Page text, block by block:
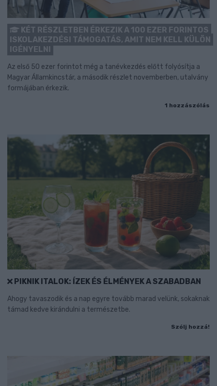
KÉT RÉSZLETBEN ÉRKEZIK A 100 EZER FORINTOS
ISKOLAKEZDÉSI TÁMOGATÁS, AMIT NEM KELL KÜLÖN
IGÉNYELNI
Az első 50 ezer forintot még a tanévkezdés előtt folyósítja a
Magyar Államkincstár, a második részlet novemberben, utalvány
formájában érkezik.
1 hozzászólás
PIKNIK ITALOK: ÍZEK ÉS ÉLMÉNYEK A SZABADBAN
Ahogy tavaszodik és a nap egyre tovább marad velünk, sokaknak
támad kedve kirándulni a természetbe.
Szólj hozzá!